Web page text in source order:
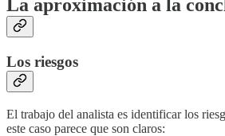
La aproximación a la
Los riesgos
El trabajo del analista es identificar los
este caso parece que son claros: